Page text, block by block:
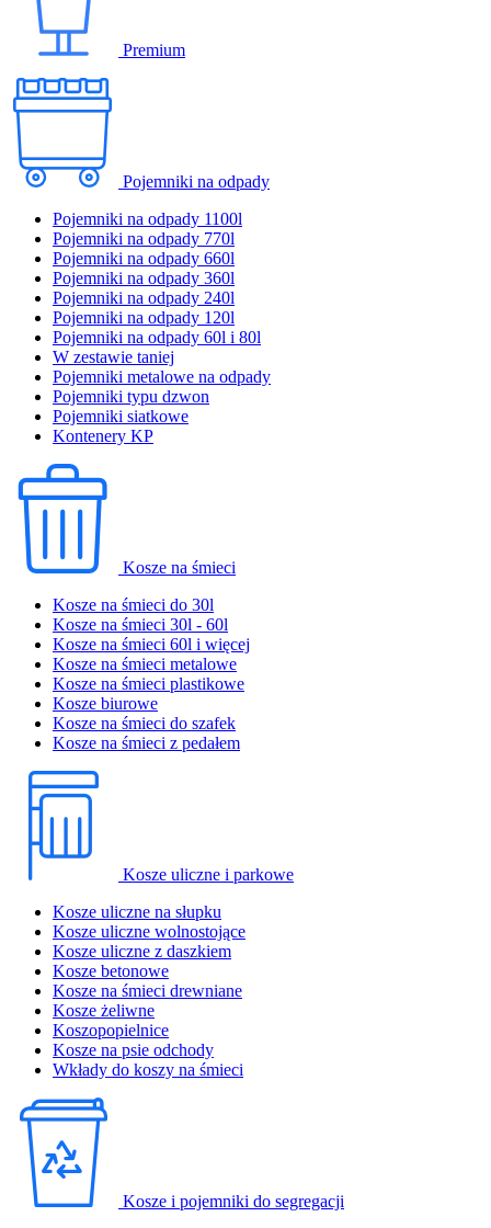
Premium
Pojemniki na odpady
Pojemniki na odpady 1100l
Pojemniki na odpady 770l
Pojemniki na odpady 660l
Pojemniki na odpady 360l
Pojemniki na odpady 240l
Pojemniki na odpady 120l
Pojemniki na odpady 60l i 80l
W zestawie taniej
Pojemniki metalowe na odpady
Pojemniki typu dzwon
Pojemniki siatkowe
Kontenery KP
Kosze na śmieci
Kosze na śmieci do 30l
Kosze na śmieci 30l - 60l
Kosze na śmieci 60l i więcej
Kosze na śmieci metalowe
Kosze na śmieci plastikowe
Kosze biurowe
Kosze na śmieci do szafek
Kosze na śmieci z pedałem
Kosze uliczne i parkowe
Kosze uliczne na słupku
Kosze uliczne wolnostojące
Kosze uliczne z daszkiem
Kosze betonowe
Kosze na śmieci drewniane
Kosze żeliwne
Koszopopielnice
Kosze na psie odchody
Wkłady do koszy na śmieci
Kosze i pojemniki do segregacji